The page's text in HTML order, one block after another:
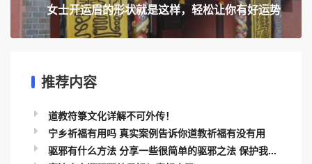
女士开运眉的形状就是这样，轻松让你有好运势
推荐内容
道教符箓文化详解不可外传！
宁乡祈福有用吗 真实案例告诉你道教祈福有没有用
驱邪有什么方法 分享一些很简单的驱邪之法 保护我...